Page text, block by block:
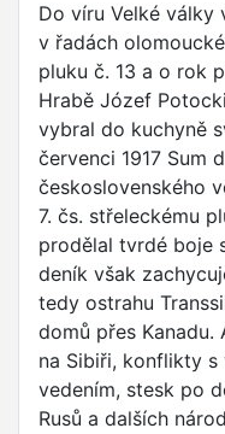
Do víru Velké války
v řadách
pluku č. 13 a o rok
Hrabě Józef
vybral do kuchyně
červenci 1917 Sum
československého
7. čs. střeleckému
prodělal tvrdé boje
deník však
tedy ostrahu
domů přes
na Sibiři, konflikty
vedením, stesk po
Rusů a dalších